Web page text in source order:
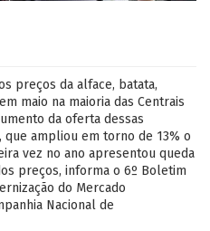
preços da alface, batata,
maio na maioria das Centrais
da oferta dessas
ampliou em torno de 13% o
vez no ano apresentou queda
preços, informa o 6º Boletim
do Mercado
Nacional de